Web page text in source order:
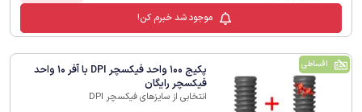
موجود شد خبرم کن!
اقساطی
پکیج 100 واحد فیکسچر DPI با آفر 10 واحد
فیکسچر رایگان
انتخابی از سایزهای فیکسچر DPI